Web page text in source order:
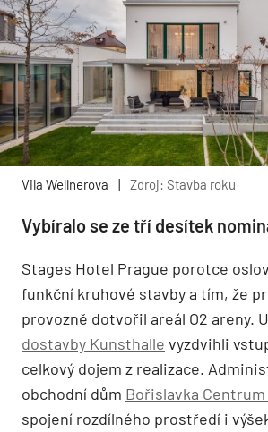
Vila Wellnerova | Zdroj: Stavba roku
Vybíralo se ze tří desítek
Stages Hotel Prague porotce
funkční kruhové stavby a tím, že
provozně dotvořil areál O2 areny. U
dostavby Kunsthalle vyzdvihli
celkový dojem z realizace.
obchodní dům Bořislavka Centrum
spojení rozdílného prostředí i